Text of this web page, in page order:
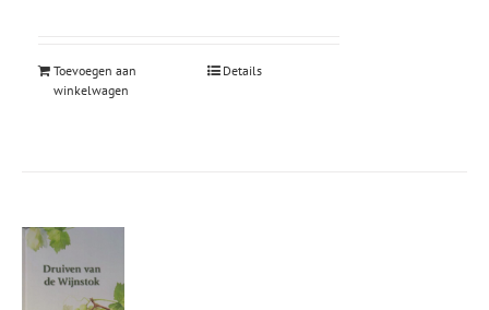
Toevoegen aan
winkelwagen
Details